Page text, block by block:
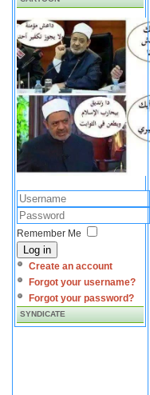
Remember Me
Log in
Create an account
Forgot your username?
Forgot your password?
SYNDICATE